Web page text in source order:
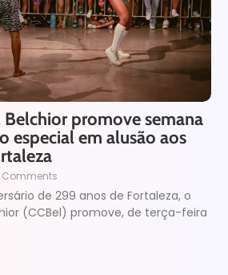
promove semana
especial em alusão aos
Comments
de 299 anos de Fortaleza, o
(CCBel) promove, de terça-feira